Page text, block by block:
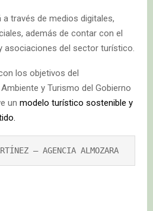
través de medios digitales,
además de contar con el
asociaciones del sector turístico.
los objetivos del
y Turismo del Gobierno
un modelo turístico sostenible y
– AGENCIA ALMOZARA